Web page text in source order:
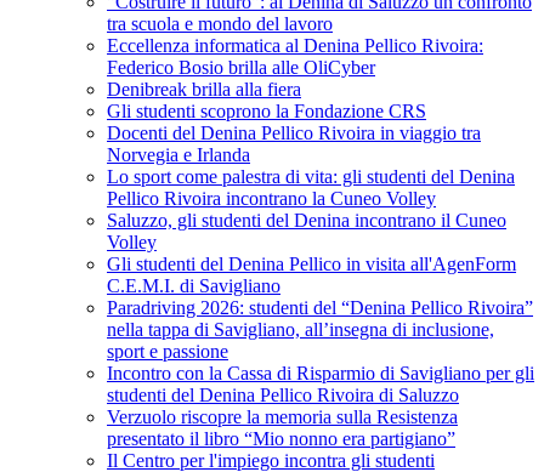
tra scuola e mondo del lavoro
Eccellenza informatica al Denina Pellico Rivoira:
Federico Bosio brilla alle OliCyber
Denibreak brilla alla fiera
Gli studenti scoprono la Fondazione CRS
Docenti del Denina Pellico Rivoira in viaggio tra
Norvegia e Irlanda
Lo sport come palestra di vita: gli studenti del Denina
Pellico Rivoira incontrano la Cuneo Volley
Saluzzo, gli studenti del Denina incontrano il Cuneo
Volley
Gli studenti del Denina Pellico in visita all'AgenForm
C.E.M.I. di Savigliano
Paradriving 2026: studenti del “Denina Pellico Rivoira”
nella tappa di Savigliano, all’insegna di inclusione,
sport e passione
Incontro con la Cassa di Risparmio di Savigliano per gli
studenti del Denina Pellico Rivoira di Saluzzo
Verzuolo riscopre la memoria sulla Resistenza
presentato il libro “Mio nonno era partigiano”
Il Centro per l'impiego incontra gli studenti